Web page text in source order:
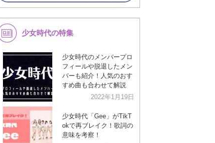
少女時代の特集
少女時代のメンバープロ
フィールや脱退したメン
バーも紹介！人気のおす
すめ曲も合わせて解説
2022年1月19日
少女時代「Gee」がTikT
okで再ブレイク！歌詞の
意味を考察！